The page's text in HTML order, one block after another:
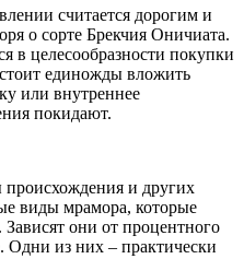
считается дорогим и
о сорте Брекчия Оничиата.
в целесообразности покупки
единожды вложить
или внутреннее
покидают.
происхождения и других
виды мрамора, которые
они от процентного
Одни из них – практически